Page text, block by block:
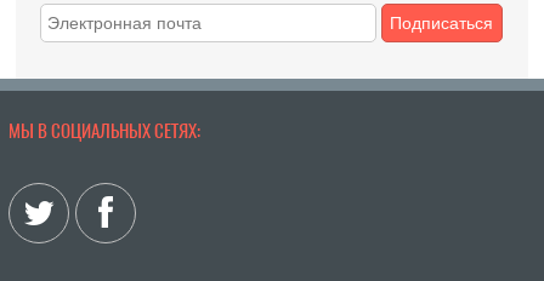
Подписаться
МЫ В СОЦИАЛЬНЫХ СЕТЯХ: